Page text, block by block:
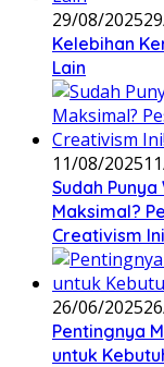
29/08/2025
Kelebihan
Lain
11/08/2025
Sudah
Maksimal?
Creativism
26/06/2025
Pentingnya
untuk